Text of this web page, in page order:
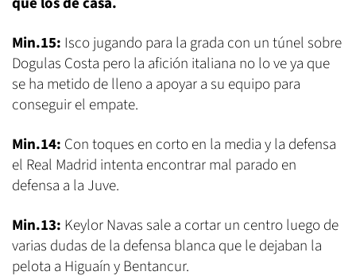
Min.15: Isco jugando para la grada con un túnel sobre
Dogulas Costa pero la afición italiana no lo ve ya que
se ha metido de lleno a apoyar a su equipo para
conseguir el empate.
Min.14: Con toques en corto en la media y la defensa
el Real Madrid intenta encontrar mal parado en
defensa a la Juve.
Min.13: Keylor Navas sale a cortar un centro luego de
varias dudas de la defensa blanca que le dejaban la
pelota a Higuaín y Bentancur.